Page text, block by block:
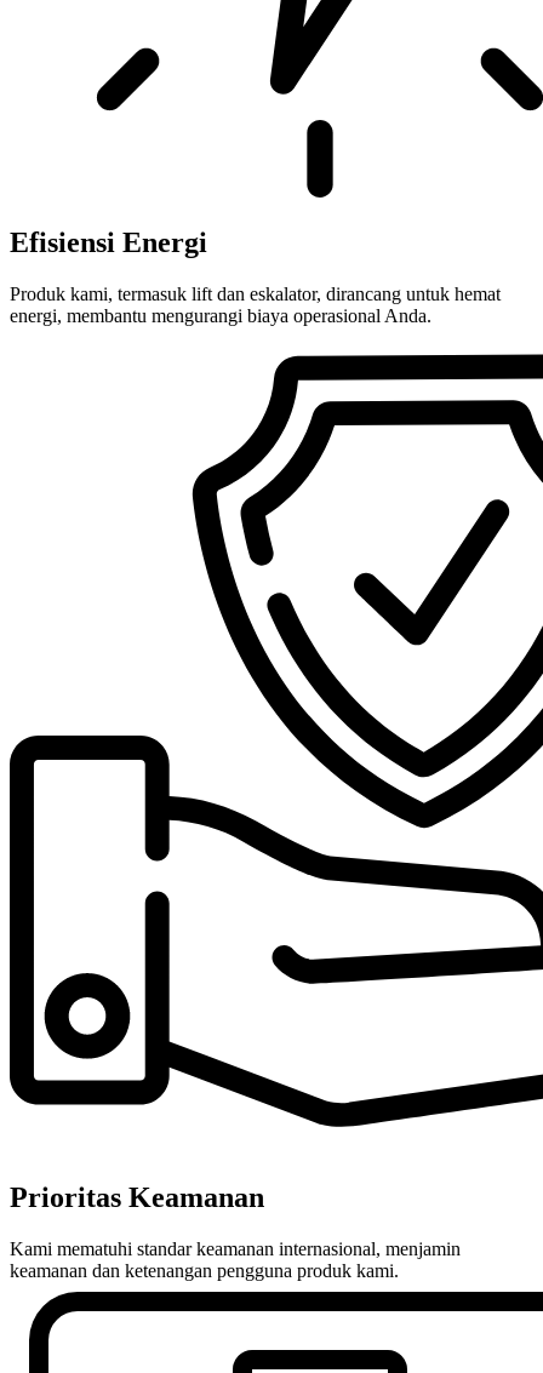
Efisiensi Energi
Produk kami, termasuk lift dan eskalator, dirancang untuk hemat
energi, membantu mengurangi biaya operasional Anda.
Prioritas Keamanan
Kami mematuhi standar keamanan internasional, menjamin
keamanan dan ketenangan pengguna produk kami.